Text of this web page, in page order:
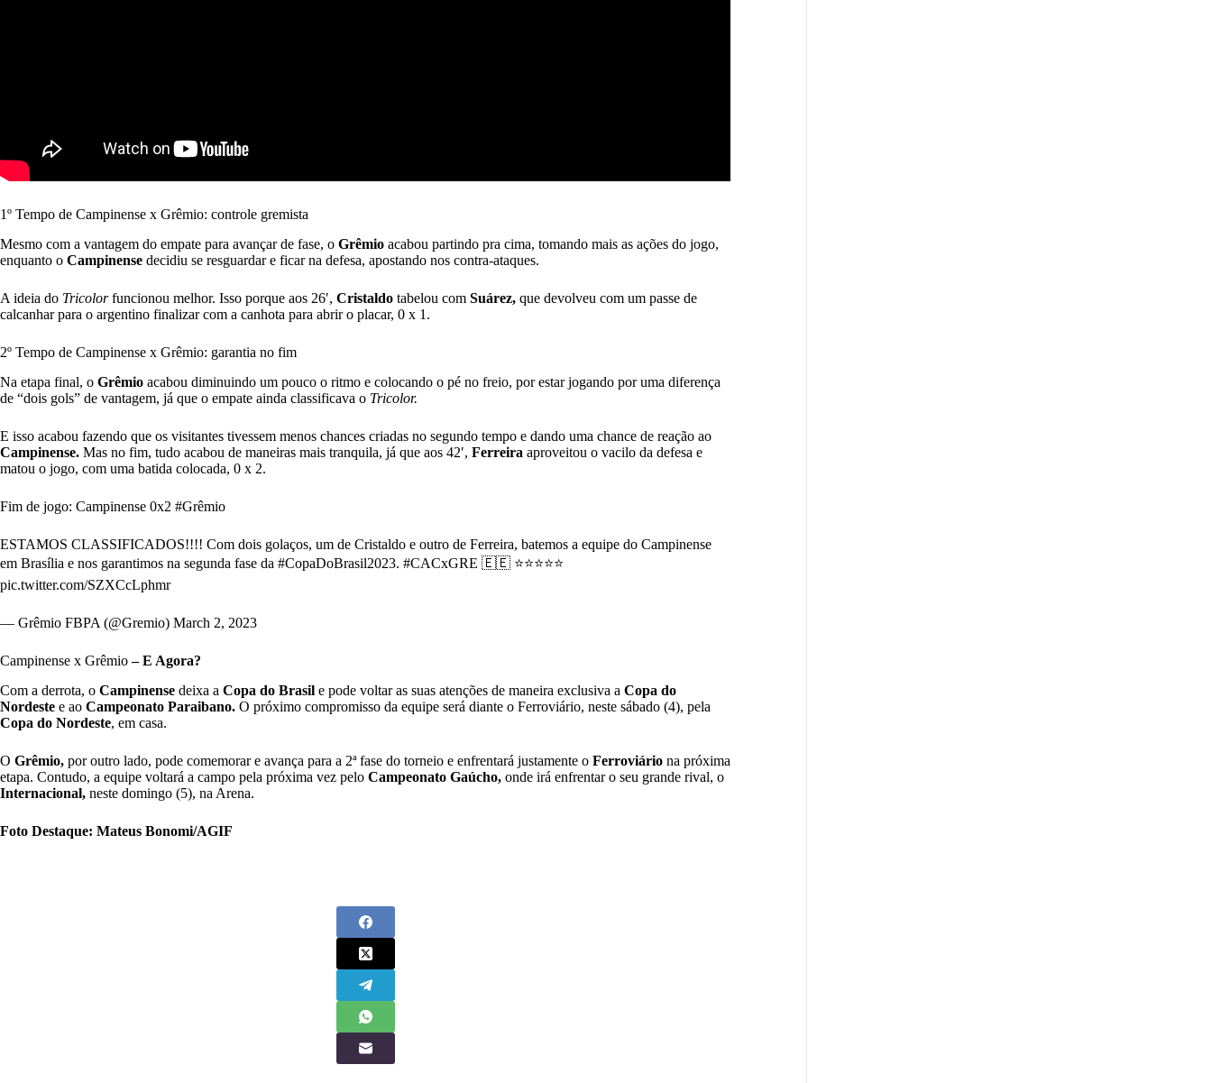
1º Tempo de Campinense x Grêmio: controle gremista
Mesmo com a vantagem do empate para avançar de fase, o Grêmio acabou partindo pra cima, tomando mais as ações do jogo,
enquanto o Campinense decidiu se resguardar e ficar na defesa, apostando nos contra-ataques.
A ideia do Tricolorfuncionou melhor. Isso porque aos 26′, Cristaldo tabelou com Suárez, que devolveu com um passe de
calcanhar para o argentino finalizar com a canhota para abrir o placar, 0 x 1.
2º Tempo de Campinense x Grêmio: garantia no fim
Na etapa final, o Grêmio acabou diminuindo um pouco o ritmo e colocando o pé no freio, por estar jogando por uma diferença
de “dois gols” de vantagem, já que o empate ainda classificava o Tricolor.
E isso acabou fazendo que os visitantes tivessem menos chances criadas no segundo tempo e dando uma chance de reação ao
Campinense. Mas no fim, tudo acabou de maneiras mais tranquila, já que aos 42′, Ferreira aproveitou o vacilo da defesa e
matou o jogo, com uma batida colocada, 0 x 2.
Fim de jogo: Campinense 0x2 #Grêmio
ESTAMOS CLASSIFICADOS!!!! Com dois golaços, um de Cristaldo e outro de Ferreira, batemos a equipe do Campinense
em Brasília e nos garantimos na segunda fase da #CopaDoBrasil2023. #CACxGRE 🇪🇪 ⭐️⭐️⭐️⭐️⭐️
pic.twitter.com/SZXCcLphmr
— Grêmio FBPA (@Gremio) March 2, 2023
Campinense x Grêmio– E Agora?
Com a derrota, o Campinense deixa a Copa do Brasil e pode voltar as suas atenções de maneira exclusiva a Copa do
Nordeste e ao Campeonato Paraibano. O próximo compromisso da equipe será diante o Ferroviário, neste sábado (4), pela
Copa do Nordeste, em casa.
O Grêmio, por outro lado, pode comemorar e avança para a 2ª fase do torneio e enfrentará justamente o Ferroviário na próxima
etapa. Contudo, a equipe voltará a campo pela próxima vez pelo Campeonato Gaúcho, onde irá enfrentar o seu grande rival, o
Internacional, neste domingo (5), na Arena.
Foto Destaque: Mateus Bonomi/AGIF